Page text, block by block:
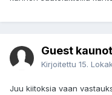
Guest
Kirjoitettu 15.
Juu kiitoksia vaan